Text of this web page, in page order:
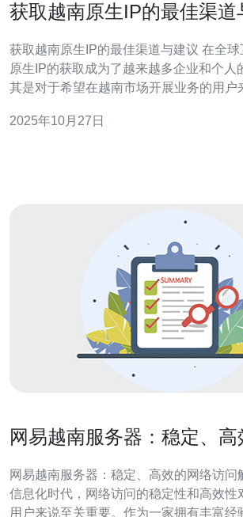
获取越南原生IP的最佳渠道
获取越南原生IP的最佳渠道与建议 在全球互联网环境中，
原生IP的获取成为了越来越多企业和个人
其是对于希望在越南市场开展业务的用户
南原生IP的最佳渠道和实用建议，帮助您
2025年10月27日
网易越南服务器：稳定、高
网易越南服务器：稳定、高效的网络访问解决
信息化时代，网络访问的稳定性和高效性
用户来说至关重要。作为一家拥有丰富经